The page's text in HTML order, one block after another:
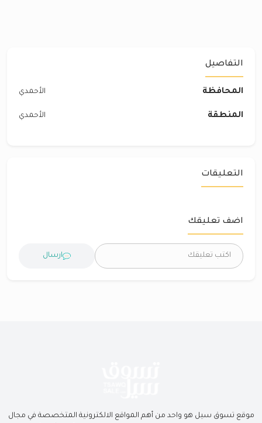
التفاصيل
المحافظة الأحمدي
المنطقة الأحمدي
التعليقات
اضف تعليقك
ارسال
موقع تسوق سيل هو واحد من أهم المواقع الالكترونية المتخصصة في مجال